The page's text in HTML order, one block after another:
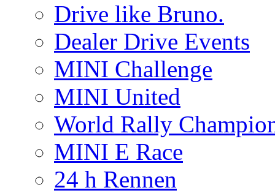
Drive like Bruno.
Dealer Drive Events
MINI Challenge
MINI United
World Rally
MINI E Race
24 h Rennen